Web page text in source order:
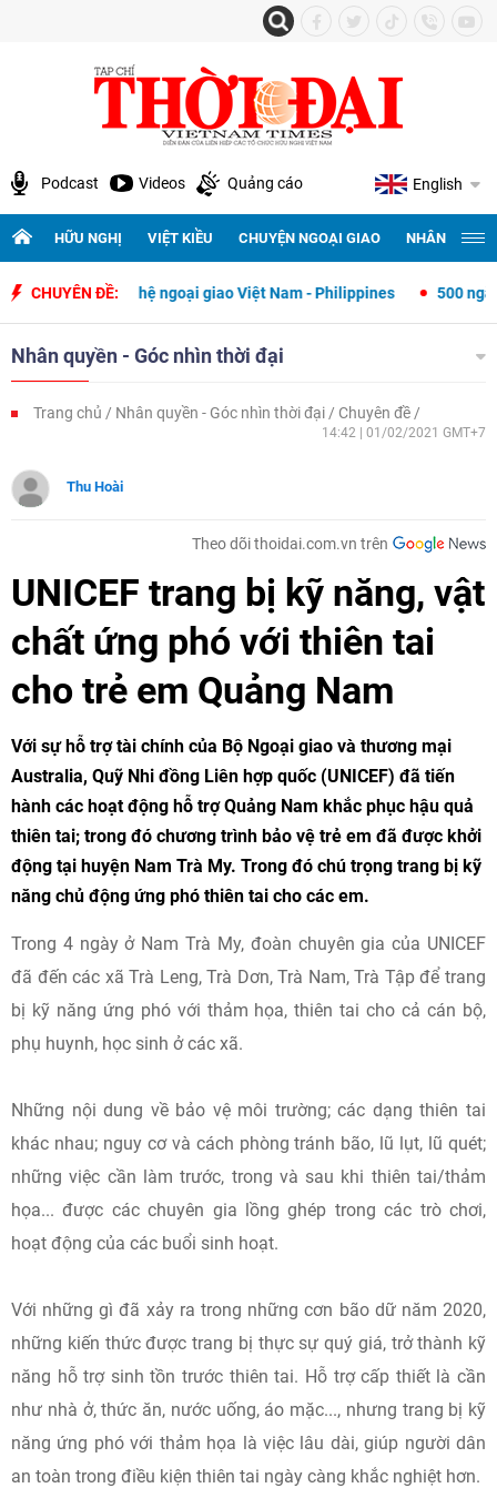
Podcast Videos Quảng cáo English
HỮU NGHỊ VIỆT KIỀU CHUYỆN NGOẠI GIAO NHÂN
CHUYÊN ĐỀ:
quan hệ ngoại giao Việt Nam - Philippines 500 ngày đêm tìm
Nhân quyền - Góc nhìn thời đại
Trang chủ Nhân quyền - Góc nhìn thời đại Chuyên đề
14:42 | 01/02/2021 GMT+7
Thu Hoài
Theo dõi thoidai.com.vn trên
UNICEF trang bị kỹ năng, vật
chất ứng phó với thiên tai
cho trẻ em Quảng Nam
Với sự hỗ trợ tài chính của Bộ Ngoại giao và thương mại
Australia, Quỹ Nhi đồng Liên hợp quốc (UNICEF) đã tiến
hành các hoạt động hỗ trợ Quảng Nam khắc phục hậu quả
thiên tai; trong đó chương trình bảo vệ trẻ em đã được khởi
động tại huyện Nam Trà My. Trong đó chú trọng trang bị kỹ
năng chủ động ứng phó thiên tai cho các em.
Trong 4 ngày ở Nam Trà My, đoàn chuyên gia của UNICEF
đã đến các xã Trà Leng, Trà Dơn, Trà Nam, Trà Tập để trang
bị kỹ năng ứng phó với thảm họa, thiên tai cho cả cán bộ,
phụ huynh, học sinh ở các xã.
Những nội dung về bảo vệ môi trường; các dạng thiên tai
khác nhau; nguy cơ và cách phòng tránh bão, lũ lụt, lũ quét;
những việc cần làm trước, trong và sau khi thiên tai/thảm
họa... được các chuyên gia lồng ghép trong các trò chơi,
hoạt động của các buổi sinh hoạt.
Với những gì đã xảy ra trong những cơn bão dữ năm 2020,
những kiến thức được trang bị thực sự quý giá, trở thành kỹ
năng hỗ trợ sinh tồn trước thiên tai. Hỗ trợ cấp thiết là cần
như nhà ở, thức ăn, nước uống, áo mặc..., nhưng trang bị kỹ
năng ứng phó với thảm họa là việc lâu dài, giúp người dân
an toàn trong điều kiện thiên tai ngày càng khắc nghiệt hơn.